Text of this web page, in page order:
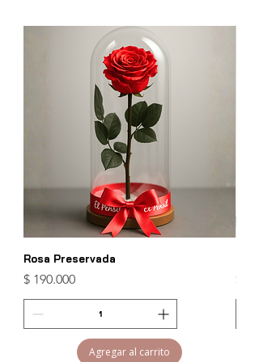
Rosa Preservada
Precio
$ 190.000
Agregar al carrito
$